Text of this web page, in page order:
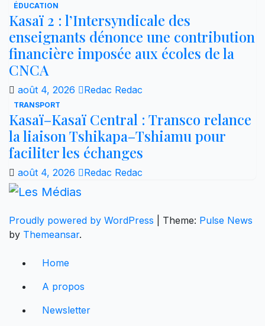
ÉDUCATION
Kasaï 2 : l’Intersyndicale des
enseignants dénonce une contribution
financière imposée aux écoles de la
CNCA
août 4, 2026 Redac Redac
TRANSPORT
Kasaï–Kasaï Central : Transco relance
la liaison Tshikapa–Tshiamu pour
faciliter les échanges
août 4, 2026 Redac Redac
Proudly powered by WordPress Theme: Pulse News
by Themeansar.
Home
A propos
Newsletter